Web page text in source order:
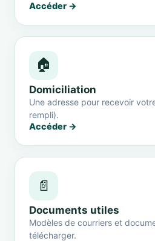
Accéder →
🏠
Domiciliation
Une adresse pour recevoir
rempli).
Accéder →
📄
Documents utiles
Modèles de courriers et
télécharger.